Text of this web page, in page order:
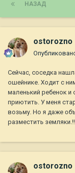
НАЗАД
ostorozno
Сейчас, соседка
ошейнике. Ходит с
маленький ребенок и
приютить. У меня
возьму. Но я даже
разместить
ostorozno